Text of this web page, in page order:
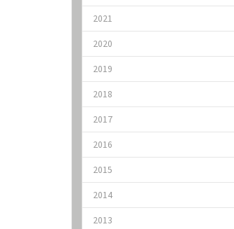
2021
2020
2019
2018
2017
2016
2015
2014
2013